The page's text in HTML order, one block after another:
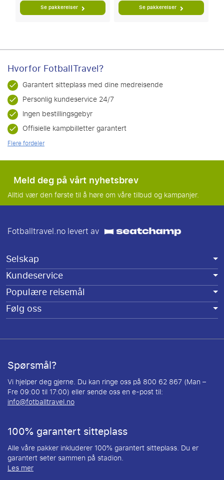
Se pakkereiser Se pakkereiser
Hvorfor FotballTravel?
Garantert sitteplass med dine medreisende
Personlig kundeservice 24/7
Ingen bestillingsgebyr
Offisielle kampbilletter garantert
Flere fordeler
Meld deg på vårt nyhetsbrev
Alltid vær den første til å høre om våre tilbud og kampanjer.
Fotballtravel.no levert av
Selskap
Kundeservice
Populære reisemål
Følg oss
Spørsmål?
Vi hjelper deg gjerne. Du kan ringe oss på 800 62 867 (Man –
Fre 09:00 til 17:00) eller sende oss en e-post til:
info@fotballtravel.no
100% garantert sitteplass
Alle våre pakker inkluderer 100% garantert sitteplass. Du er
garantert seter sammen på stadion.
Les mer